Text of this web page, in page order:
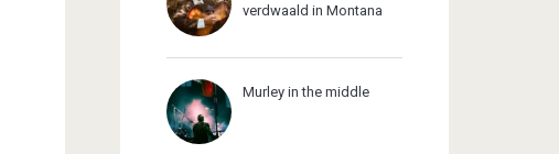
verdwaald in Montana
Murley in the middle